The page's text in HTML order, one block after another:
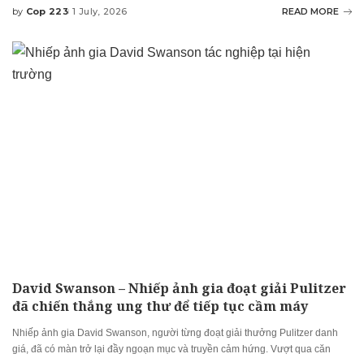
Posted
by Cop 223 1 July, 2026 READ MORE
David Swanson – Nhiếp ảnh gia đoạt giải Pulitzer
đã chiến thắng ung thư để tiếp tục cầm máy
Nhiếp ảnh gia David Swanson, người từng đoạt giải thưởng Pulitzer danh
giá, đã có màn trở lại đầy ngoạn mục và truyền cảm hứng. Vượt qua căn